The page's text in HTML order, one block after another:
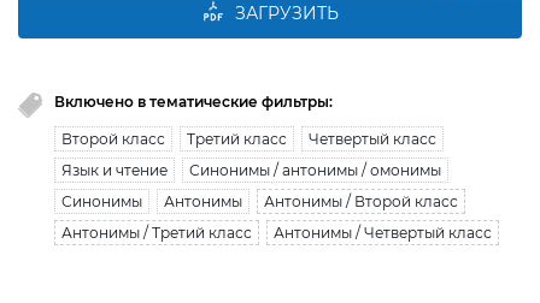
ЗАГРУЗИТЬ
Включено в тематические фильтры:
Второй класс Третий класс
Четвертый класс
Язык и чтение
Синонимы / антонимы / омонимы
Синонимы
Антонимы
Антонимы / Второй класс
Антонимы / Третий класс
Антонимы / Четвертый класс